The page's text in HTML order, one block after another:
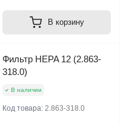
В корзину
Фильтр HEPA 12 (2.863-
318.0)
В наличии
Код товара: 2.863-318.0